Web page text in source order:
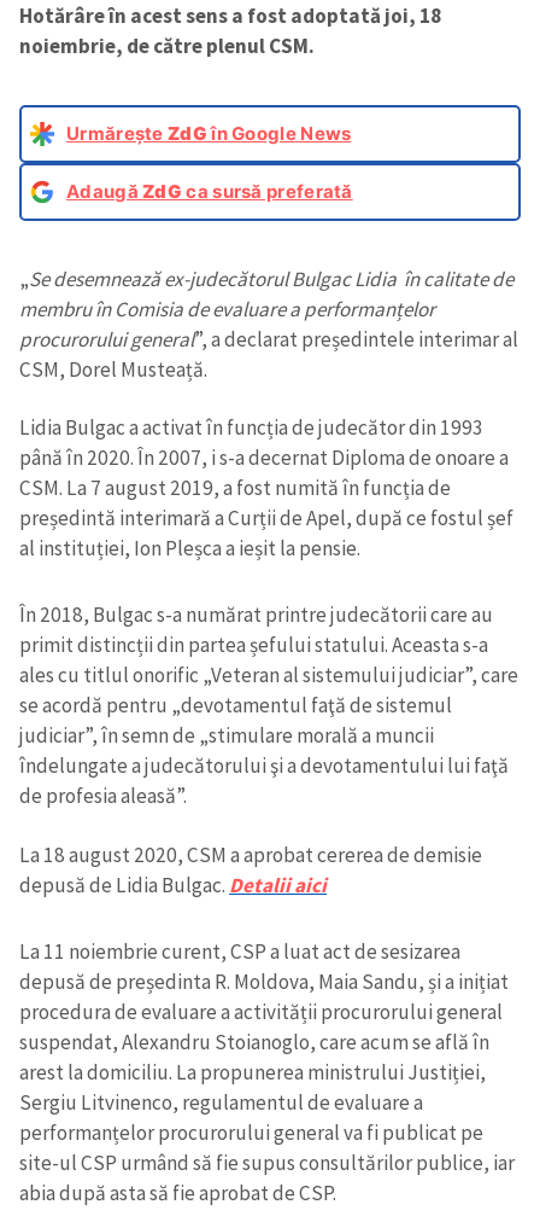
Hotărâre în acest sens a fost adoptată joi, 18
noiembrie, de către plenul CSM.
Urmărește ZdGîn Google News
AdaugăZdG ca sursă preferată
„Se desemnează ex-judecătorul Bulgac Lidia în calitate de
membru în Comisia de evaluare a performanțelor
procurorului general”, a declarat președintele interimar al
CSM, Dorel Musteață.
Lidia Bulgac a activat în funcția de judecător din 1993
până în 2020. În 2007, i s-a decernat Diploma de onoare a
CSM. La 7 august 2019, a fost numită în funcția de
președintă interimară a Curții de Apel, după ce fostul șef
al instituției, Ion Pleșca a ieșit la pensie.
În 2018, Bulgac s-a numărat printre judecătorii care au
primit distincții din partea șefului statului. Aceasta s-a
ales cu titlul onorific „Veteran al sistemului judiciar”, care
se acordă pentru „devotamentul faţă de sistemul
judiciar”, în semn de „stimulare morală a muncii
îndelungate a judecătorului şi a devotamentului lui faţă
de profesia aleasă”.
La 18 august 2020, CSM a aprobat cererea de demisie
depusă de Lidia Bulgac. Detalii aici
La 11 noiembrie curent, CSP a luat act de sesizarea
depusă de președinta R. Moldova, Maia Sandu, și a inițiat
procedura de evaluare a activității procurorului general
suspendat, Alexandru Stoianoglo, care acum se află în
arest la domiciliu. La propunerea ministrului Justiției,
Sergiu Litvinenco, regulamentul de evaluare a
performanțelor procurorului general va fi publicat pe
site-ul CSP urmând să fie supus consultărilor publice, iar
abia după asta să fie aprobat de CSP.